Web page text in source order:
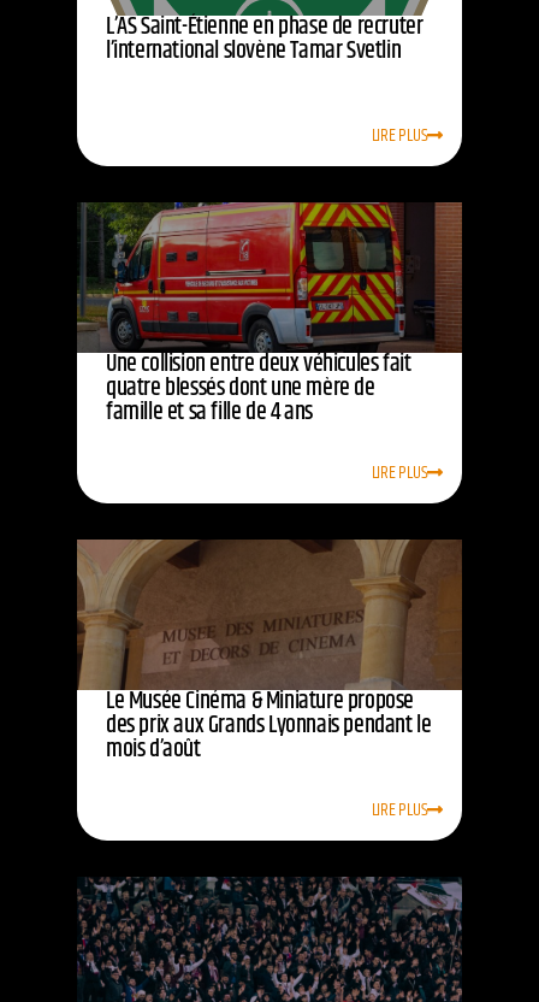
L’AS Saint-Étienne en phase de recruter
l’international slovène Tamar Svetlin
LIRE PLUS
Une collision entre deux véhicules fait
quatre blessés dont une mère de
famille et sa fille de 4 ans
LIRE PLUS
Le Musée Cinéma & Miniature propose
des prix aux Grands Lyonnais pendant le
mois d’août
LIRE PLUS